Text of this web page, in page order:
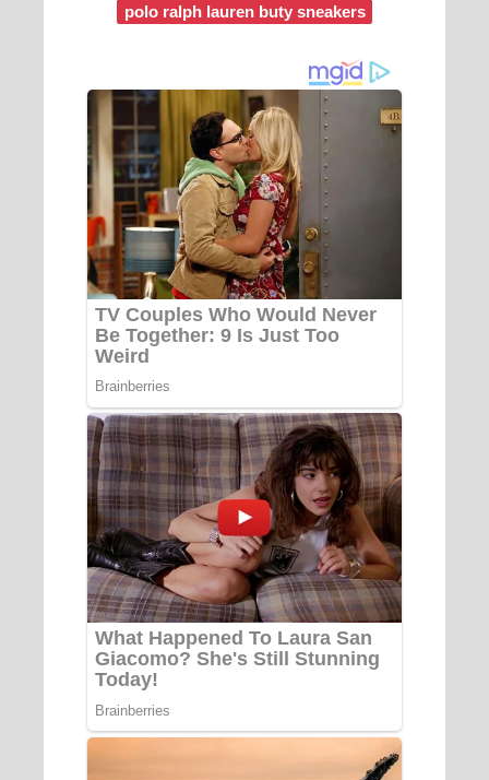
polo ralph lauren buty sneakers